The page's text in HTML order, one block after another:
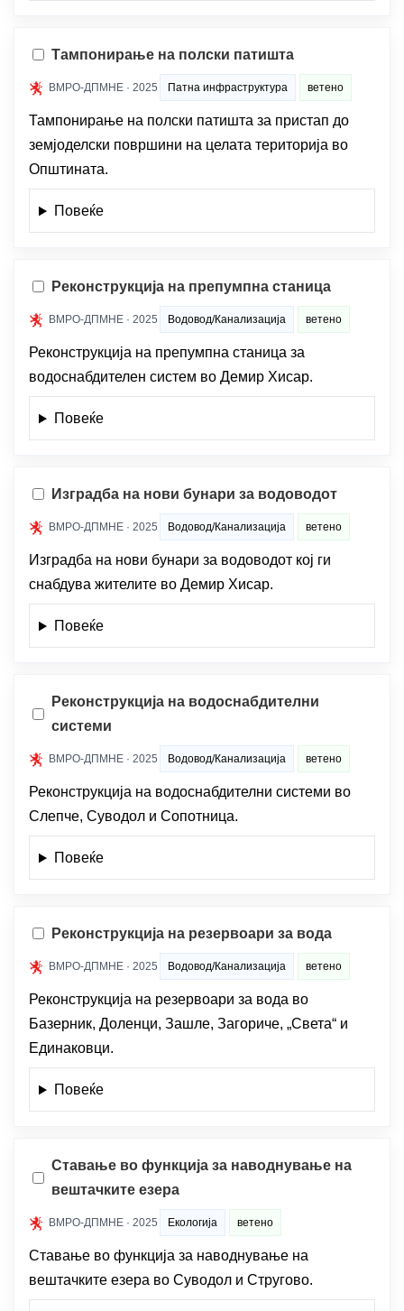
Тампонирање на полски патишта
ВМРО-ДПМНЕ · 2025 Патна инфраструктура ветено
Тампонирање на полски патишта за пристап до
земјоделски површини на целата територија во
Општината.
Повеќе
Реконструкција на препумпна станица
ВМРО-ДПМНЕ · 2025 Водовод/Канализација ветено
Реконструкција на препумпна станица за
водоснабдителен систем во Демир Хисар.
Повеќе
Изградба на нови бунари за водоводот
ВМРО-ДПМНЕ · 2025 Водовод/Канализација ветено
Изградба на нови бунари за водоводот кој ги
снабдува жителите во Демир Хисар.
Повеќе
Реконструкција на водоснабдителни
системи
ВМРО-ДПМНЕ · 2025 Водовод/Канализација ветено
Реконструкција на водоснабдителни системи во
Слепче, Суводол и Сопотница.
Повеќе
Реконструкција на резервоари за вода
ВМРО-ДПМНЕ · 2025 Водовод/Канализација ветено
Реконструкција на резервоари за вода во
Базерник, Доленци, Зашле, Загориче, „Света“ и
Единаковци.
Повеќе
Ставање во функција за наводнување на
вештачките езера
ВМРО-ДПМНЕ · 2025 Екологија ветено
Ставање во функција за наводнување на
вештачките езера во Суводол и Стругово.